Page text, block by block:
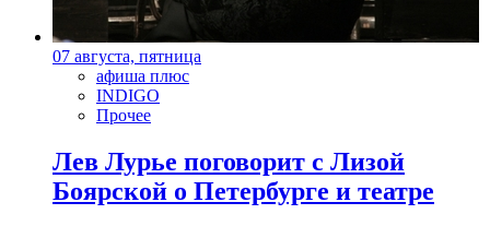
07 августа, пятница
афиша плюс
INDIGO
Прочее
Лев Лурье поговорит с Лизой
Боярской о Петербурге и театре